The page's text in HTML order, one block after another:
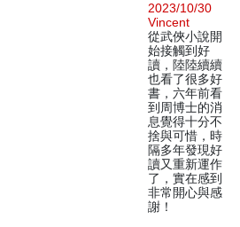
2023/10/30
Vincent
從武俠小說開
始接觸到好
讀，陸陸續續
也看了很多好
書，六年前看
到周博士的消
息覺得十分不
捨與可惜，時
隔多年發現好
讀又重新運作
了，實在感到
非常開心與感
謝！